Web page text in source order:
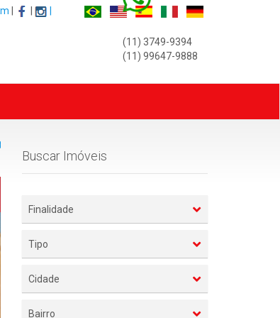
(11) 3749-9394
(11) 99647-9888
Envie
pï¿½gina
para
Amigo
Front
Buscar Imóveis
Finalidade
Tipo
Cidade
Bairro